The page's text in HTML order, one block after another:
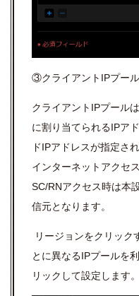
③クライアントIPプール
クライアント IPプールは
に割り当てられるIPア
ドIPアドレスが指定され
インターネットアクセ
SC/RNアクセス時は本
信元となります。
リージョンをクリック
とに異なるIPプールを
リックして設定します